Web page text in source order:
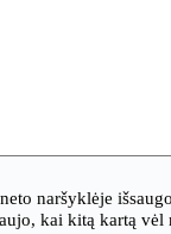
naršyklėje
kai kitą kartą vėl